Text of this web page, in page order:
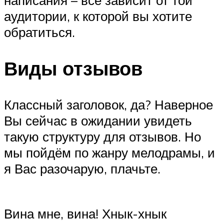
аудитории, к которой вы хотите
обратиться.
Виды отзывов
Классный заголовок, да? Наверное
Вы сейчас в ожидании увидеть
такую структуру для отзывов. Но
мы пойдём по жанру мелодрамы, и
я Вас разочарую, плачьте.
Вина мне, вина! Хнык-хнык